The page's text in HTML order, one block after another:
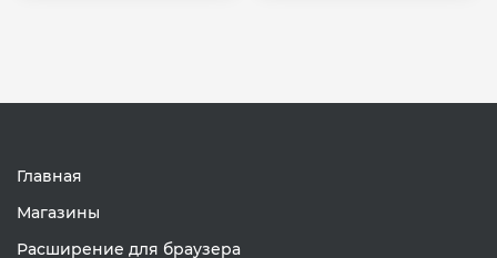
Главная
Магазины
Расширение для браузера